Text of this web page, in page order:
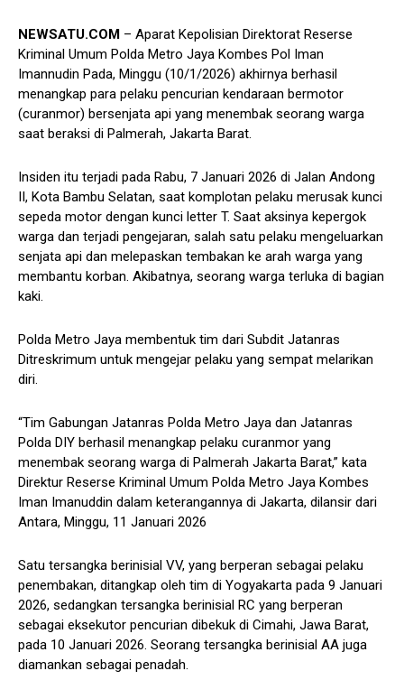
NEWSATU.COM – Aparat Kepolisian Direktorat Reserse
Kriminal Umum Polda Metro Jaya Kombes Pol Iman
Imannudin Pada, Minggu (10/1/2026) akhirnya berhasil
menangkap para pelaku pencurian kendaraan bermotor
(curanmor) bersenjata api yang menembak seorang warga
saat beraksi di Palmerah, Jakarta Barat.
Insiden itu terjadi pada Rabu, 7 Januari 2026 di Jalan Andong
II, Kota Bambu Selatan, saat komplotan pelaku merusak kunci
sepeda motor dengan kunci letter T. Saat aksinya kepergok
warga dan terjadi pengejaran, salah satu pelaku mengeluarkan
senjata api dan melepaskan tembakan ke arah warga yang
membantu korban. Akibatnya, seorang warga terluka di bagian
kaki.
Polda Metro Jaya membentuk tim dari Subdit Jatanras
Ditreskrimum untuk mengejar pelaku yang sempat melarikan
diri.
“Tim Gabungan Jatanras Polda Metro Jaya dan Jatanras
Polda DIY berhasil menangkap pelaku curanmor yang
menembak seorang warga di Palmerah Jakarta Barat,” kata
Direktur Reserse Kriminal Umum Polda Metro Jaya Kombes
Iman Imanuddin dalam keterangannya di Jakarta, dilansir dari
Antara, Minggu, 11 Januari 2026
Satu tersangka berinisial VV, yang berperan sebagai pelaku
penembakan, ditangkap oleh tim di Yogyakarta pada 9 Januari
2026, sedangkan tersangka berinisial RC yang berperan
sebagai eksekutor pencurian dibekuk di Cimahi, Jawa Barat,
pada 10 Januari 2026. Seorang tersangka berinisial AA juga
diamankan sebagai penadah.